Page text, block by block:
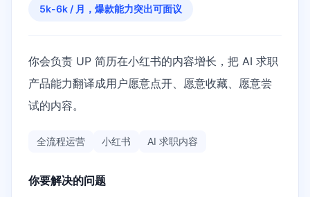
5k-6k / 月，爆款能力突出可面议
你会负责 UP 简历在小红书的内容增长，把 AI 求职
产品能力翻译成用户愿意点开、愿意收藏、愿意尝
试的内容。
全流程运营 小红书 AI 求职内容
你要解决的问题